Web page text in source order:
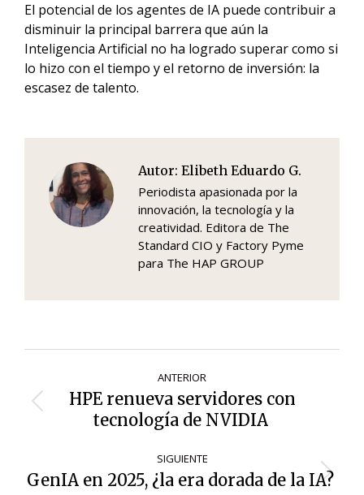
El potencial de los agentes de IA puede contribuir a
disminuir la principal barrera que aún la
Inteligencia Artificial no ha logrado superar como si
lo hizo con el tiempo y el retorno de inversión: la
escasez de talento.
Autor: Elibeth Eduardo G.
Periodista apasionada por la
innovación, la tecnología y la
creatividad. Editora de The
Standard CIO y Factory Pyme
para The HAP GROUP
de
entradas
ANTERIOR
Entrada
anterior:
HPE renueva servidores con
tecnología de NVIDIA
SIGUIENTE
Siguiente
GenIA en 2025, ¿la era dorada de la IA?